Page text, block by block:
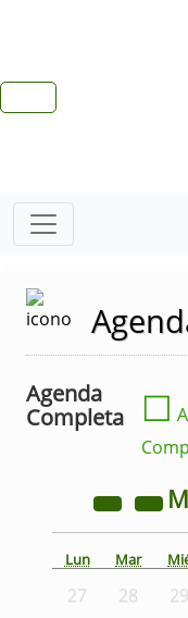
Agenda
Completa
☐
Lun Mar
27 28 29